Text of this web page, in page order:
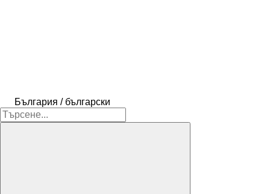
България / български